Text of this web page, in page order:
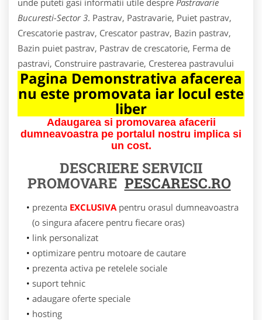
Bucuresti-Sector 3. Pastrav, Pastravarie, Puiet pastrav,
Crescatorie pastrav, Crescator pastrav, Bazin pastrav,
Bazin puiet pastrav, Pastrav de crescatorie, Ferma de
pastravi, Construire pastravarie, Cresterea pastravului
Pagina Demonstrativa afacerea
nu este promovata iar locul este
liber
Adaugarea si promovarea afacerii
dumneavoastra pe portalul nostru implica si
un cost.
DESCRIERE SERVICII
PROMOVARE PESCARESC.RO
prezenta EXCLUSIVApentru orasul dumneavoastra
(o singura afacere pentru fiecare oras)
link personalizat
optimizare pentru motoare de cautare
prezenta activa pe retelele sociale
suport tehnic
adaugare oferte speciale
hosting